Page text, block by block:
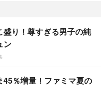
盛り！尊すぎる男子の純
ン
45％増量！ファミマ夏の